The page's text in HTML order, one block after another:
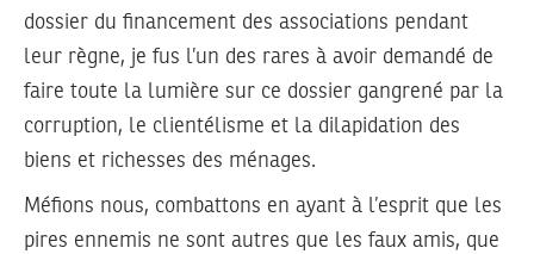
dossier du financement des associations pendant
leur règne, je fus l’un des rares à avoir demandé de
faire toute la lumière sur ce dossier gangrené par la
corruption, le clientélisme et la dilapidation des
biens et richesses des ménages.
Méfions nous, combattons en ayant à l’esprit que les
pires ennemis ne sont autres que les faux amis, que